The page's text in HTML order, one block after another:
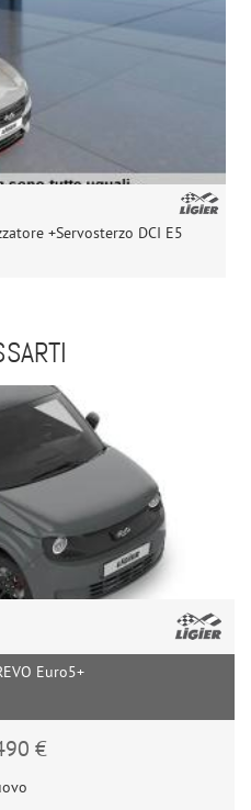
+Servosterzo DCI E5
Euro5+
€